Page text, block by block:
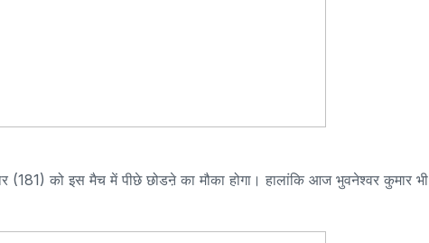
को इस मैच में पीछे छोडऩे का मौका होगा। हालांकि आज भुवनेश्वर कुमार भी